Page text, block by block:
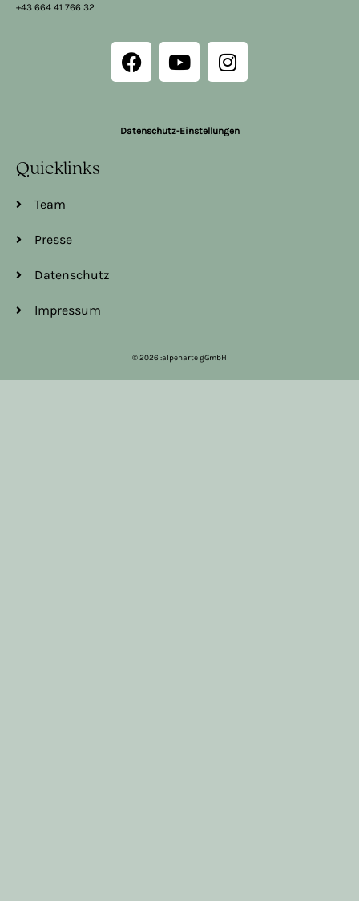
+43 664 41 766 32
Datenschutz-Einstellungen
Quicklinks
Team
Presse
Datenschutz
Impressum
© 2026 :alpenarte gGmbH